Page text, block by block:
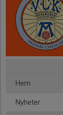
Hem
Nyheter